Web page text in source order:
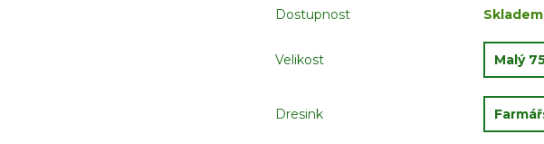
Dostupnost Skladem
Velikost
Dresink